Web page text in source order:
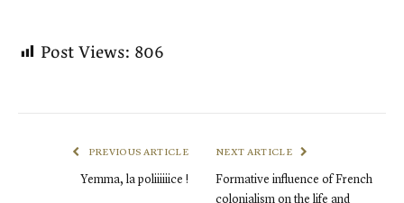
Post Views: 806
PREVIOUS ARTICLE
Yemma, la poliiiiiice !
NEXT ARTICLE
Formative influence of French
colonialism on the life and